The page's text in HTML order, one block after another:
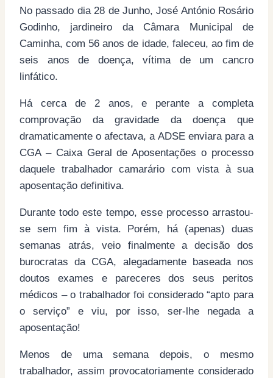
No passado dia 28 de Junho, José António Rosário
Godinho, jardineiro da Câmara Municipal de
Caminha, com 56 anos de idade, faleceu, ao fim de
seis anos de doença, vítima de um cancro
linfático.
Há cerca de 2 anos, e perante a completa
comprovação da gravidade da doença que
dramaticamente o afectava, a ADSE enviara para a
CGA – Caixa Geral de Aposentações o processo
daquele trabalhador camarário com vista à sua
aposentação definitiva.
Durante todo este tempo, esse processo arrastou-
se sem fim à vista. Porém, há (apenas) duas
semanas atrás, veio finalmente a decisão dos
burocratas da CGA, alegadamente baseada nos
doutos exames e pareceres dos seus peritos
médicos – o trabalhador foi considerado “apto para
o serviço” e viu, por isso, ser-lhe negada a
aposentação!
Menos de uma semana depois, o mesmo
trabalhador, assim provocatoriamente considerado